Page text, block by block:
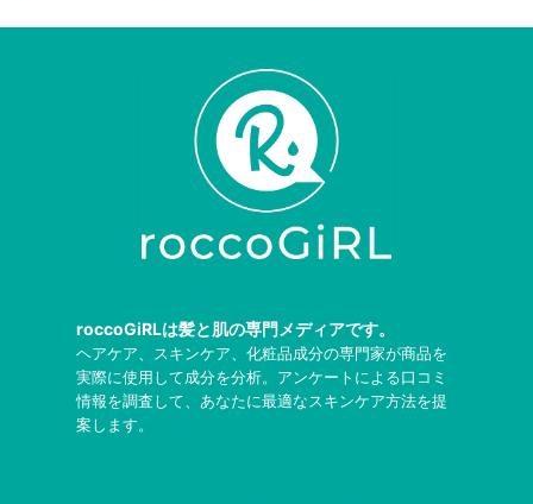
roccoGiRLは髪と肌の専門メディアです。
ヘアケア、スキンケア、化粧品成分の専門家が商品を
実際に使用して成分を分析。アンケートによる口コミ
情報を調査して、あなたに最適なスキンケア方法を提
案します。